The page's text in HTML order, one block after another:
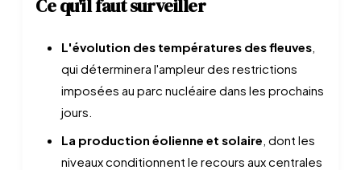
Ce qu'il faut surveiller
L'évolution des températures des fleuves,
qui déterminera l'ampleur des restrictions
imposées au parc nucléaire dans les prochains
jours.
La production éolienne et solaire, dont les
niveaux conditionnent le recours aux centrales